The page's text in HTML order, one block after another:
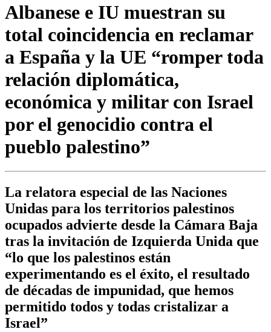
Albanese e IU muestran su
total coincidencia en reclamar
a España y la UE “romper toda
relación diplomática,
económica y militar con Israel
por el genocidio contra el
pueblo palestino”
La relatora especial de las Naciones
Unidas para los territorios palestinos
ocupados advierte desde la Cámara Baja
tras la invitación de Izquierda Unida que
“lo que los palestinos están
experimentando es el éxito, el resultado
de décadas de impunidad, que hemos
permitido todos y todas cristalizar a
Israel”